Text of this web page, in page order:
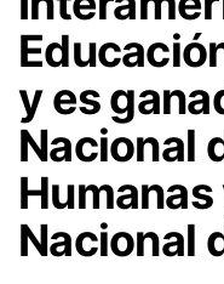
y es
Nacional
Nacional